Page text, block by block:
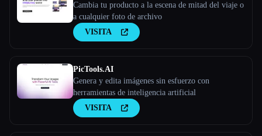
Cambia tu producto a la escena de mitad del viaje o
a cualquier foto de archivo
VISITA
PicTools.AI
Genera y edita imágenes sin esfuerzo con
herramientas de inteligencia artificial
VISITA